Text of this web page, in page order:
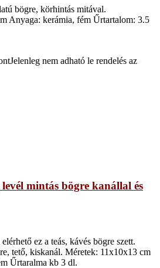
bögre, körhintás mitával.
Anyaga: kerámia, fém Űrtartalom: 3.5
Jelenleg nem adható le rendelés az
mintás bögre kanállal és
ez a teás, kávés bögre szett.
tető, kiskanál. Méretek: 11x10x13 cm
Űrtaralma kb 3 dl.